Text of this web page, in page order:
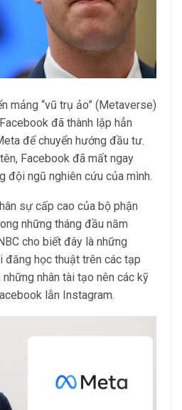
mảng “vũ trụ ảo” (Metaverse)
đã thành lập hẳn
để chuyển hướng đầu tư.
Facebook đã mất ngay
đội ngũ nghiên cứu của mình.
sự cấp cao của bộ phận
những tháng đầu năm
cho biết đây là những
đăng học thuật trên các tạp
nhân tài tạo nên các kỹ
lẫn Instagram.